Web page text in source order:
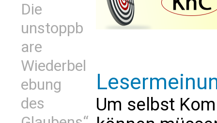
Die
unstoppb
are
Wiederbel
ebung
des
Um selbst